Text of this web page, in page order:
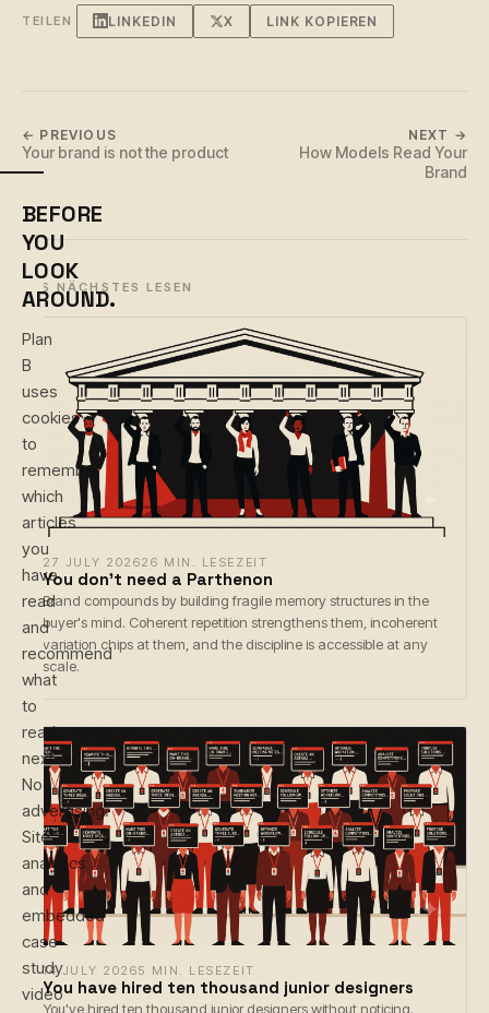
TEILEN LINKEDIN X LINK KOPIEREN
← PREVIOUS
Your brand is not the product
NEXT →
How Models Read Your
Brand
ALS NÄCHSTES LESEN
27 JULY 202626 MIN. LESEZEIT
You don't need a Parthenon
Brand compounds by building fragile memory structures in the
buyer's mind. Coherent repetition strengthens them, incoherent
variation chips at them, and the discipline is accessible at any
scale.
14 JULY 20265 MIN. LESEZEIT
You have hired ten thousand junior designers
You've hired ten thousand junior designers without noticing.
BEFORE
YOU
LOOK
AROUND.
Plan
B
uses
cookies
to
remember
which
articles
you
have
read
and
recommend
what
to
read
next.
No
advertising.
Site
analytics
and
embedded
case-
study
video